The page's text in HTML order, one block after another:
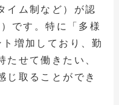
イム制など）が認
です。特に「多様
増加しており、勤
せて働きたい、
じ取ることができ